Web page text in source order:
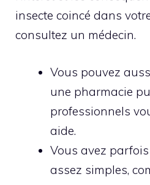
insecte coincé dans
consultez un médecin.
Vous pouvez
une pharmacie
professionnels
aide.
Vous avez
assez simples,